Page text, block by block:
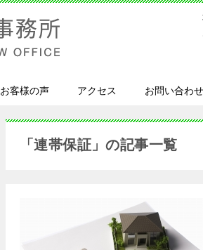
お客様の声 アクセス お問い合わせ
「連帯保証」の記事一覧